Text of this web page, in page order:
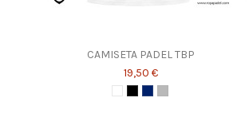
CAMISETA PADEL TBP
19,50 €